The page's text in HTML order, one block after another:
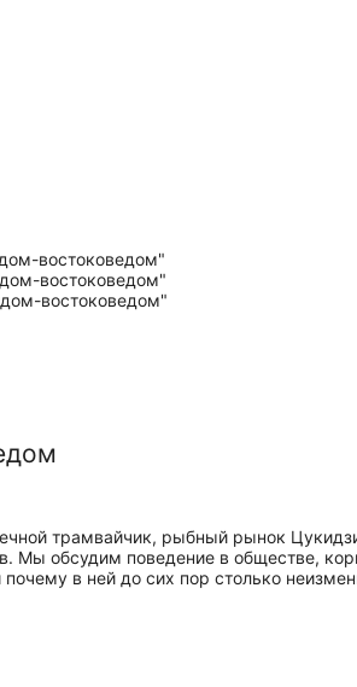
трамвайчик, рыбный рынок
Мы обсудим поведение в обществе,
в ней до сих пор столько